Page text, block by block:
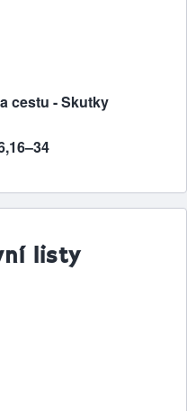
cestu - Skutky
listy